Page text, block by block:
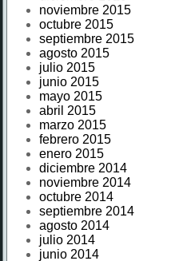
noviembre 2015
octubre 2015
septiembre 2015
agosto 2015
julio 2015
junio 2015
mayo 2015
abril 2015
marzo 2015
febrero 2015
enero 2015
diciembre 2014
noviembre 2014
octubre 2014
septiembre 2014
agosto 2014
julio 2014
junio 2014